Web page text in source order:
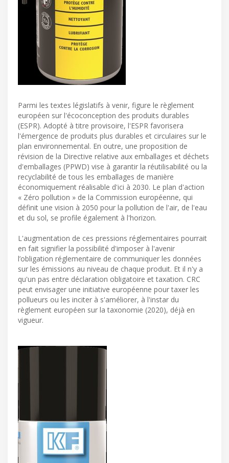
Parmi les textes législatifs à venir, figure le règlement
européen sur l'écoconception des produits durables
(ESPR). Adopté à titre provisoire, l'ESPR favorisera
l'émergence de produits plus durables et circulaires sur le
plan environnemental. En outre, une proposition de
révision de la Directive relative aux emballages et déchets
d'emballages (PPWD) vise à garantir la réutilisabilité ou la
recyclabilité de tous les emballages de manière
économiquement réalisable d'ici à 2030. Le plan d'action
« Zéro pollution » de la Commission européenne, qui
définit une vision à 2050 pour la pollution de l'air, de l'eau
et du sol, se profile également à l'horizon.
L'augmentation de ces pressions réglementaires pourrait
en fait signifier la possibilité d'imposer à l'avenir
l’obligation réglementaire de communiquer les données
sur les émissions au niveau de chaque produit. Et il n'y a
qu'un pas entre déclaration obligatoire et taxation. CRC
peut envisager une initiative européenne pour taxer les
pollueurs ou les inciter à s'améliorer, à l'instar du
règlement européen sur la taxonomie (2020), déjà en
vigueur.